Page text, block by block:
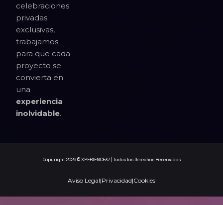
celebraciones
privadas
exclusivas,
trabajamos
para que cada
proyecto se
convierta en
una
experiencia
inolvidable.
Copyright 2026 © XPERIENCE37 | Todos los Derechos Reservados
Aviso Legal|Privacidad|Cookies